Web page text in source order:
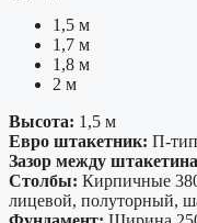
1,5 м
1,7 м
1,8 м
2 м
Высота: 1,5 м
Евро штакетник: П-
Зазор между
Столбы: Кирпичные
лицевой, полуторный,